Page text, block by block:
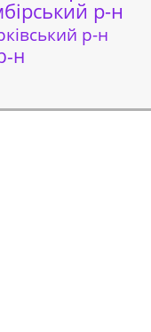
р-н
р-н
н